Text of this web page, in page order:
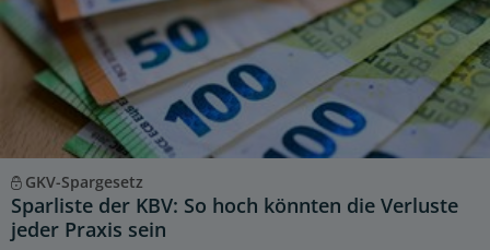
GKV-Spargesetz
Sparliste der KBV: So hoch könnten die Verluste
jeder Praxis sein